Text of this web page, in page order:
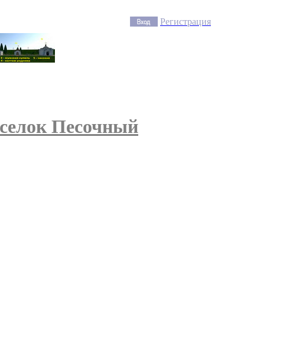
Регистрация
Песочный